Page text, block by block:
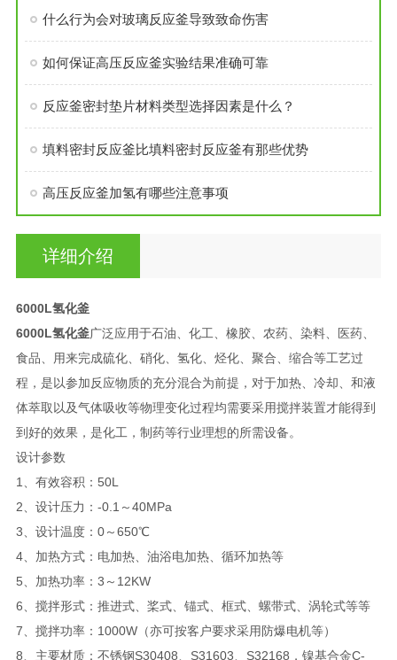
什么行为会对玻璃反应釜导致致命伤害
如何保证高压反应釜实验结果准确可靠
反应釜密封垫片材料类型选择因素是什么？
填料密封反应釜比填料密封反应釜有那些优势
高压反应釜加氢有哪些注意事项
详细介绍
6000L氢化釜
6000L氢化釜广泛应用于石油、化工、橡胶、农药、染料、医药、
食品、用来完成硫化、硝化、氢化、烃化、聚合、缩合等工艺过
程，是以参加反应物质的充分混合为前提，对于加热、冷却、和液
体萃取以及气体吸收等物理变化过程均需要采用搅拌装置才能得到
到好的效果，是化工，制药等行业理想的所需设备。
设计参数
1、有效容积：50L
2、设计压力：-0.1～40MPa
3、设计温度：0～650℃
4、加热方式：电加热、油浴电加热、循环加热等
5、加热功率：3～12KW
6、搅拌形式：推进式、桨式、锚式、框式、螺带式、涡轮式等等
7、搅拌功率：1000W（亦可按客户要求采用防爆电机等）
8、主要材质：不锈钢S30408、S31603、S32168，镍基合金C-